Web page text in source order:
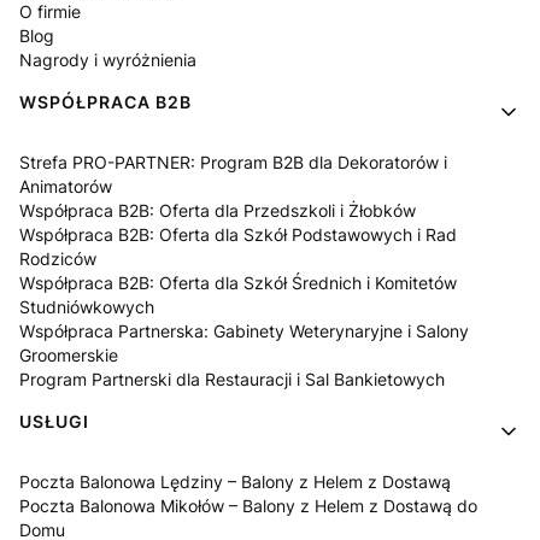
O firmie
Blog
Nagrody i wyróżnienia
WSPÓŁPRACA B2B
Strefa PRO-PARTNER: Program B2B dla Dekoratorów i
Animatorów
Współpraca B2B: Oferta dla Przedszkoli i Żłobków
Współpraca B2B: Oferta dla Szkół Podstawowych i Rad
Rodziców
Współpraca B2B: Oferta dla Szkół Średnich i Komitetów
Studniówkowych
Współpraca Partnerska: Gabinety Weterynaryjne i Salony
Groomerskie
Program Partnerski dla Restauracji i Sal Bankietowych
USŁUGI
Poczta Balonowa Lędziny – Balony z Helem z Dostawą
Poczta Balonowa Mikołów – Balony z Helem z Dostawą do
Domu